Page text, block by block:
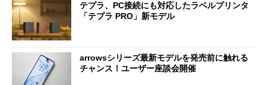
テプラ、PC接続にも対応したラベルプリンタ
「テプラ PRO」新モデル
arrowsシリーズ最新モデルを発売前に触れる
チャンス！ユーザー座談会開催